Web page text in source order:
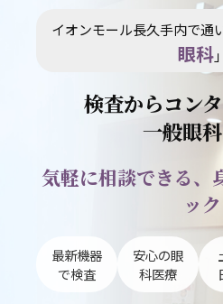
イオンモール長久手内で通
眼科」
検査からコン
一般眼
気軽に相談できる、
ック
最新機器
で検査
安心の眼
科医療